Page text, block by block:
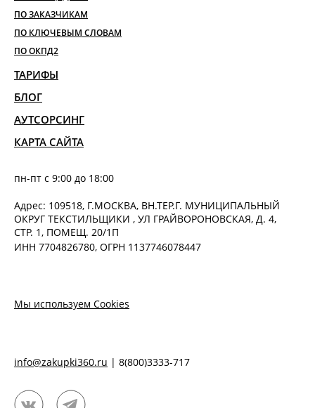
ПО ЗАКАЗЧИКАМ
ПО КЛЮЧЕВЫМ СЛОВАМ
ПО ОКПД2
ТАРИФЫ
БЛОГ
АУТСОРСИНГ
КАРТА САЙТА
пн-пт с 9:00 до 18:00
Адрес: 109518, Г.МОСКВА, ВН.ТЕР.Г. МУНИЦИПАЛЬНЫЙ
ОКРУГ ТЕКСТИЛЬЩИКИ , УЛ ГРАЙВОРОНОВСКАЯ, Д. 4,
СТР. 1, ПОМЕЩ. 20/1П
ИНН 7704826780, ОГРН 1137746078447
Мы используем Cookies
info@zakupki360.ru | 8(800)3333-717